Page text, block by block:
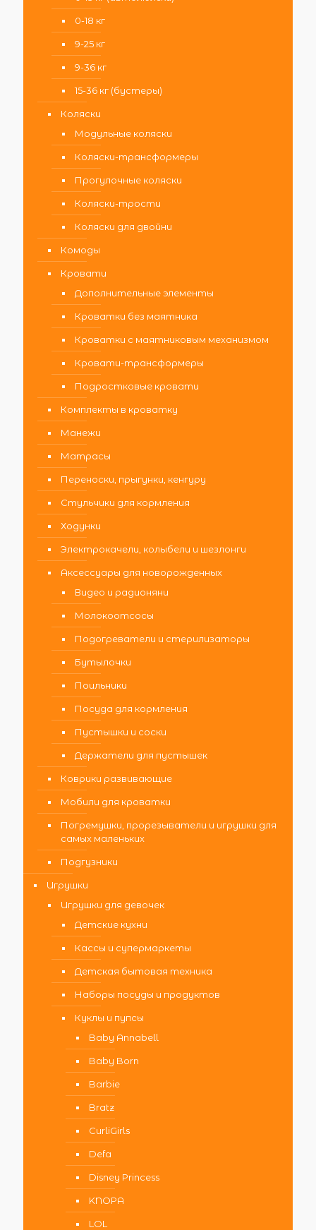
0-18 кг
9-25 кг
9-36 кг
15-36 кг (бустеры)
Коляски
Модульные коляски
Коляски-трансформеры
Прогулочные коляски
Коляски-трости
Коляски для двойни
Комоды
Кровати
Дополнительные элементы
Кроватки без маятника
Кроватки с маятниковым механизмом
Кровати-трансформеры
Подростковые кровати
Комплекты в кроватку
Манежи
Матрасы
Переноски, прыгунки, кенгуру
Стульчики для кормления
Ходунки
Электрокачели, колыбели и шезлонги
Аксессуары для новорожденных
Видео и радионяни
Молокоотсосы
Подогреватели и стерилизаторы
Бутылочки
Поильники
Посуда для кормления
Пустышки и соски
Держатели для пустышек
Коврики развивающие
Мобили для кроватки
Погремушки, прорезыватели и игрушки для
самых маленьких
Подгузники
Игрушки
Игрушки для девочек
Детские кухни
Кассы и супермаркеты
Детская бытовая техника
Наборы посуды и продуктов
Куклы и пупсы
Baby Annabell
Baby Born
Barbie
Bratz
CurliGirls
Defa
Disney Princess
KNOPA
LOL